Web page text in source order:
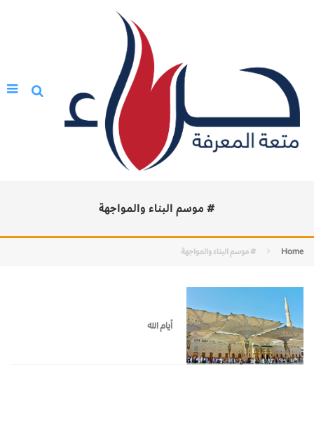
# موسم البناء والمواجهة
Home # موسم البناء والمواجهة
أيام الله